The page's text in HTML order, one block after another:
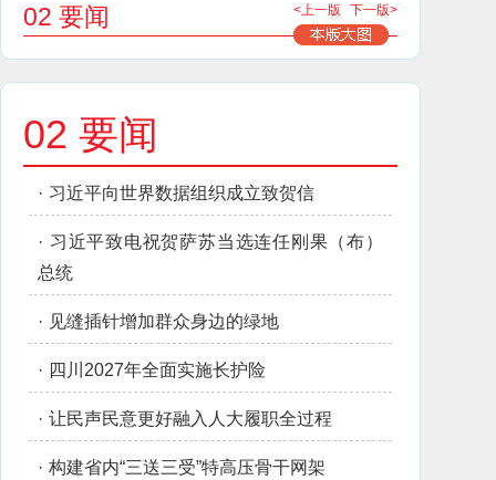
02 要闻 <上一版 下一版>
02 要闻
· 习近平向世界数据组织成立致贺信
· 习近平致电祝贺萨苏当选连任刚果（布）
总统
· 见缝插针增加群众身边的绿地
· 四川2027年全面实施长护险
· 让民声民意更好融入人大履职全过程
· 构建省内“三送三受”特高压骨干网架